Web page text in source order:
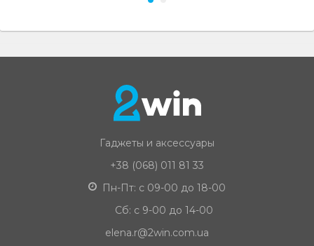
Гаджеты и аксессуары
+38 (068) 011 81 33
Пн-Пт: с 09-00 до 18-00
Сб: с 9-00 до 14-00
elena.r@2win.com.ua